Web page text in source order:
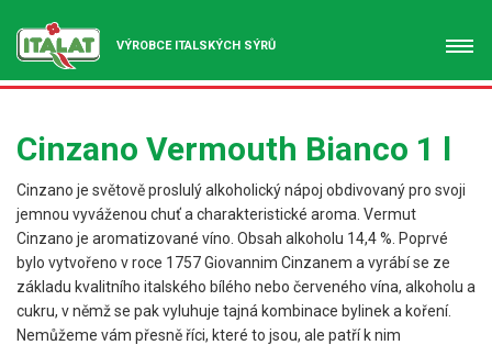
VÝROBCE ITALSKÝCH SÝRŮ
Cinzano Vermouth Bianco 1 l
Cinzano je světově proslulý alkoholický nápoj obdivovaný pro svoji
jemnou vyváženou chuť a charakteristické aroma. Vermut
Cinzano je aromatizované víno. Obsah alkoholu 14,4 %. Poprvé
bylo vytvořeno v roce 1757 Giovannim Cinzanem a vyrábí se ze
základu kvalitního italského bílého nebo červeného vína, alkoholu a
cukru, v němž se pak vyluhuje tajná kombinace bylinek a koření.
Nemůžeme vám přesně říci, které to jsou, ale patří k nim